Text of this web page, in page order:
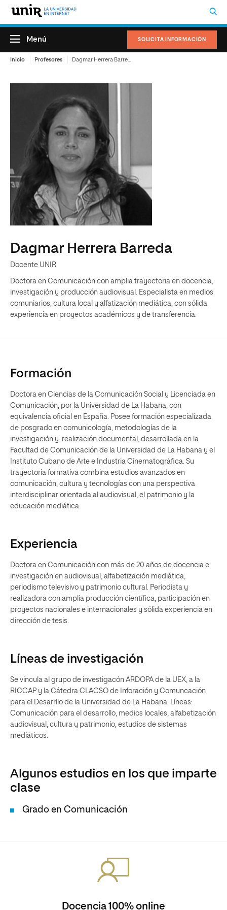
SOLICITA INFORMACIÓN
Menú
Inicio Profesores
Dagmar Herrera Barreda
Docente UNIR
Doctora en Comunicación con amplia trayectoria en docencia,
investigación y producción audiovisual. Especialista en medios
comuniarios, cultura local y alfatización mediática, con sólida
experiencia en proyectos académicos y de transferencia.
Formación
Doctora en Ciencias de la Comunicación Social y Licenciada en
Comunicación, por la Universidad de La Habana, con
equivalencia oficial en España. Posee formación especializada
de posgrado en comunicología, metodologías de la
investigación y realización documental, desarrollada en la
Facultad de Comunicación de la Universidad de La Habana y el
Instituto Cubano de Arte e Industria Cinematográfica. Su
trayectoria formativa combina estudios avanzados en
comunicación, cultura y tecnologías con una perspectiva
interdisciplinar orientada al audiovisual, el patrimonio y la
educación mediática.
Experiencia
Doctora en Comunicación con más de 20 años de docencia e
investigación en audiovisual, alfabetización mediática,
periodismo televisivo y patrimonio cultural. Periodista y
realizadora con amplia producción científica, participación en
proyectos nacionales e internacionales y sólida experiencia en
dirección de tesis.
Líneas de investigación
Se vincula al grupo de investigacón ARDOPA de la UEX, a la
RICCAP y la Cátedra CLACSO de Inforación y Comuncación
para el Desarrllo de la Universidad de La Habana. Líneas:
Comunicación para el desarrollo, medios locales, alfabetización
audiovisual, cultura y patrimonio, estudios de sistemas
mediáticos.
Algunos estudios en los que imparte
clase
Grado en Comunicación
Docencia 100% online